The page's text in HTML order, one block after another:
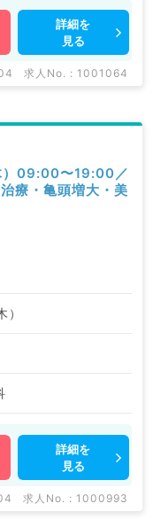
詳細を
見る
求人No. : 1001064
）09:00〜19:00／
療・亀頭増大・美
詳細を
見る
求人No. : 1000993